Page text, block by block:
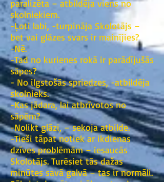
paralizēta – atbildēja viens no
skolniekiem.
-Ļoti labi, -turpināja Skolotājs –
bet vai glāzes svars ir mainījies?
-Nē.
-Tad no kurienes rokā ir parādījušās
sāpes?
- No ilgstošās spriedzes, -atbildēja
skolnieks.
-Kas jādara, lai atbrīvotos no
sāpēm?
-Nolikt glāzi, – sekoja atbilde.
-Tieši tāpat notiek ar ikdienas
dzīves problēmām – iesaucās
Skolotājs. Turēsiet tās dažas
minūtes savā galvā – tas ir normāli.